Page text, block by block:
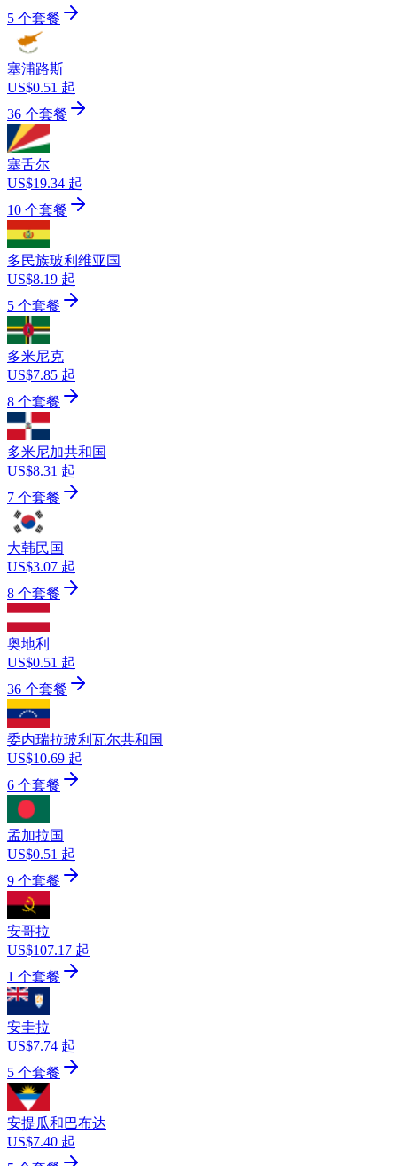
5 个套餐
塞浦路斯
US$0.51 起
36 个套餐
塞舌尔
US$19.34 起
10 个套餐
多民族玻利维亚国
US$8.19 起
5 个套餐
多米尼克
US$7.85 起
8 个套餐
多米尼加共和国
US$8.31 起
7 个套餐
大韩民国
US$3.07 起
8 个套餐
奥地利
US$0.51 起
36 个套餐
委内瑞拉玻利瓦尔共和国
US$10.69 起
6 个套餐
孟加拉国
US$0.51 起
9 个套餐
安哥拉
US$107.17 起
1 个套餐
安圭拉
US$7.74 起
5 个套餐
安提瓜和巴布达
US$7.40 起